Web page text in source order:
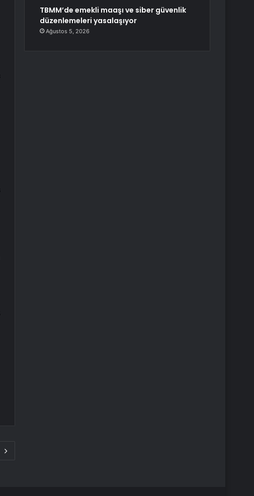
TBMM’de emekli maaşı ve siber güvenlik
düzenlemeleri yasalaşıyor
Ağustos 5, 2026